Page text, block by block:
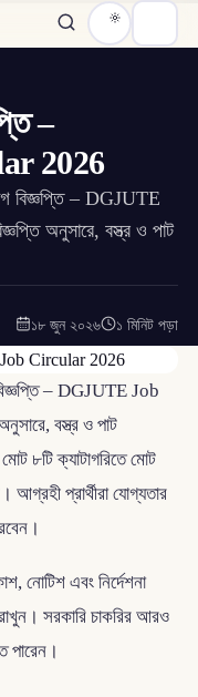
–
2026
বিজ্ঞপ্তি – DGJUTE
অনুসারে, বস্ত্র ও পাট
১৮ জুন ২০২৬ ১ মিনিট পড়া
– DGJUTE Job
বস্ত্র ও পাট
৮টি ক্যাটাগরিতে মোট
আগ্রহী প্রার্থীরা যোগ্যতার
নোটিশ এবং নির্দেশনা
সরকারি চাকরির আরও
পারেন।